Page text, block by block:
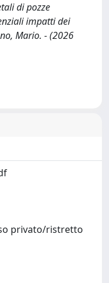
di pozze
impatti dei
Mario. - (2026
privato/ristretto